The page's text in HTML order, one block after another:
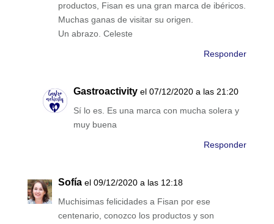
productos, Fisan es una gran marca de ibéricos.
Muchas ganas de visitar su origen.
Un abrazo. Celeste
Responder
Gastroactivity el 07/12/2020 a las 21:20
Sí lo es. Es una marca con mucha solera y
muy buena
Responder
Sofía el 09/12/2020 a las 12:18
Muchisimas felicidades a Fisan por ese
centenario, conozco los productos y son